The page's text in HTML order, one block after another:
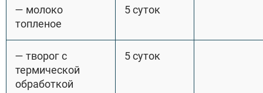
— молоко
топленое
5 суток
— творог с
термической
обработкой
5 суток